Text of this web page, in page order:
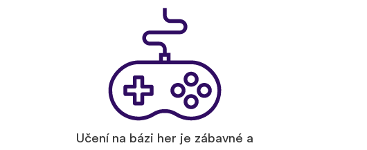
Učení na bázi her je zábavné a